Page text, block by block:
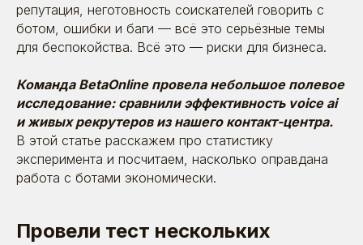
репутация, неготовность соискателей говорить с
ботом, ошибки и баги — всё это серьёзные темы
для беспокойства. Всё это — риски для бизнеса.
Команда BetaOnline провела небольшое полевое
исследование: сравнили эффективность voice ai
и живых рекрутеров из нашего контакт-центра.
В этой статье расскажем про статистику
эксперимента и посчитаем, насколько оправдана
работа с ботами экономически.
Провели тест нескольких